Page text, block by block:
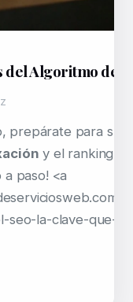
Algoritmo de
prepárate para
y el ranking
paso! <a
seo-la-clave-que-